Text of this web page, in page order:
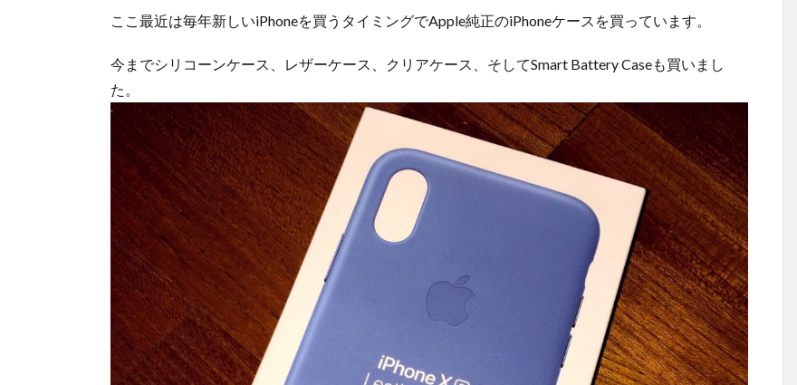
ここ最近は毎年新しいiPhoneを買うタイミングでApple純正のiPhoneケースを買っています。
今までシリコーンケース、レザーケース、クリアケース、そしてSmart Battery Caseも買いまし
た。